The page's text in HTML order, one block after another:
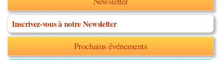
Inscrivez-vous à notre Newsletter
Prochains événements